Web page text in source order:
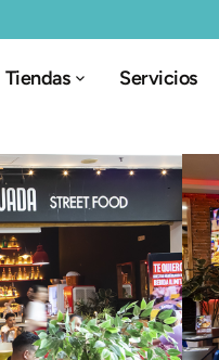
Tiendas Servicios